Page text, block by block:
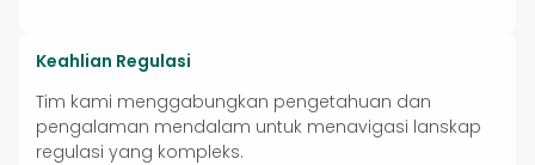
Keahlian Regulasi
Tim kami menggabungkan pengetahuan dan
pengalaman mendalam untuk menavigasi lanskap
regulasi yang kompleks.